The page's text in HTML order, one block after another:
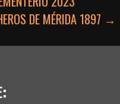
DE MÉRIDA 1897 →